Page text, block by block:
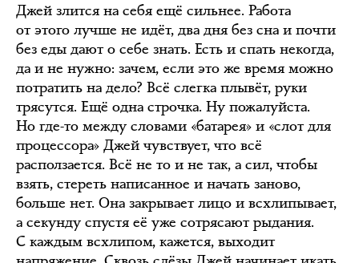
Джей злится на себя ещё сильнее. Работа
от этого лучше не идёт, два дня без сна и почти
без еды дают о себе знать. Есть и спать некогда,
да и не нужно: зачем, если это же время можно
потратить на дело? Всё слегка плывёт, руки
трясутся. Ещё одна строчка. Ну пожалуйста.
Но где-то между словами «батарея» и «слот для
процессора» Джей чувствует, что всё
расползается. Всё не то и не так, а сил, чтобы
взять, стереть написанное и начать заново,
больше нет. Она закрывает лицо и всхлипывает,
а секунду спустя её уже сотрясают рыдания.
С каждым всхлипом, кажется, выходит